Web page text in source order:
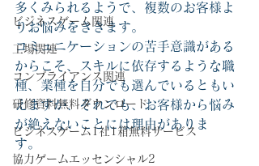
ビジネスゲーム関連
工場関連
コンプライアンス関連
研修資料無料ダウンロード
ビジネスゲーム1社1箱無料サービス
協力ゲームエッセンシャル2
多くみられるようで、複数のお客様よ
りお悩みをききます。
コミュニケーションの苦手意識がある
からこそ、スキルに依存するような職
種、業種を自分でも選んでいるともい
えますが、それでも、お客様から悩み
が絶えないことには理由がありま
す。